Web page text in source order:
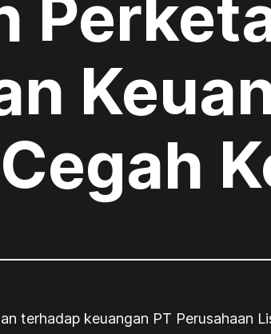
terhadap keuangan PT Perusahaan